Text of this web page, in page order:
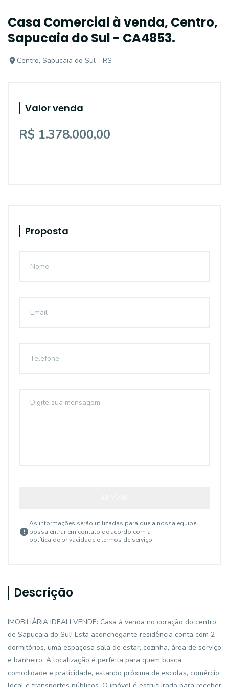
Casa Comercial à venda, Centro,
Sapucaia do Sul - CA4853.
Centro, Sapucaia do Sul - RS
Valor venda
R$ 1.378.000,00
Proposta
As informações serão utilizadas para que a nossa equipe
possa entrar em contato de acordo com a
política de privacidade e termos de serviço
Descrição
IMOBILIÁRIA IDEALI VENDE: Casa à venda no coração do centro
de Sapucaia do Sul! Esta aconchegante residência conta com 2
dormitórios, uma espaçosa sala de estar, cozinha, área de serviço
e banheiro. A localização é perfeita para quem busca
comodidade e praticidade, estando próxima de escolas, comércio